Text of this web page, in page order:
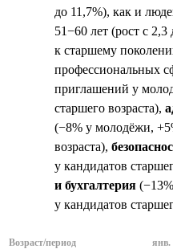
до 11,7%), как и
51−60 лет (рост с
к старшему
профессиональных
приглашений у
старшего возраста),
(−8% у молодёжи,
возраста),
у кандидатов
и бухгалтерия
у кандидатов
Возраст/период янв.